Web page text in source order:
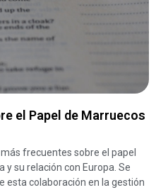
el Papel de Marruecos
frecuentes sobre el papel
su relación con Europa. Se
esta colaboración en la gestión